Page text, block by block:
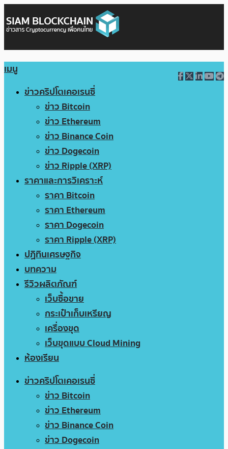
เมนู
ข่าวคริปโตเคอเรนซี่
ข่าว Bitcoin
ข่าว Ethereum
ข่าว Binance Coin
ข่าว Dogecoin
ข่าว Ripple (XRP)
ราคาและการวิเคราะห์
ราคา Bitcoin
ราคา Ethereum
ราคา Dogecoin
ราคา Ripple (XRP)
ปฏิทินเศรษฐกิจ
บทความ
รีวิวผลิตภัณฑ์
เว็บซื้อขาย
กระเป๋าเก็บเหรียญ
เครื่องขุด
เว็บขุดแบบ Cloud Mining
ห้องเรียน
ข่าวคริปโตเคอเรนซี่
ข่าว Bitcoin
ข่าว Ethereum
ข่าว Binance Coin
ข่าว Dogecoin